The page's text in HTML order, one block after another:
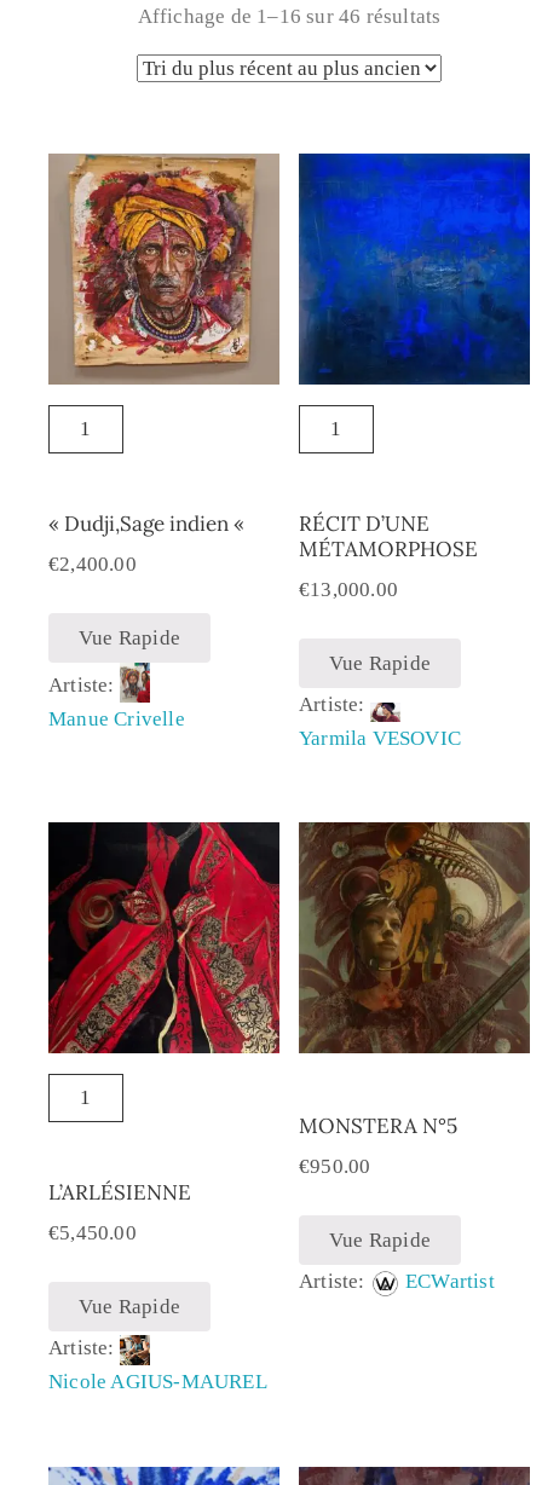
Affichage de 1–16 sur 46 résultats
« Dudji,Sage indien «
€2,400.00
Vue Rapide
Artiste:
Manue Crivelle
RÉCIT D’UNE
MÉTAMORPHOSE
€13,000.00
Vue Rapide
Artiste:
Yarmila VESOVIC
L’ARLÉSIENNE
€5,450.00
Vue Rapide
Artiste:
Nicole AGIUS-MAUREL
MONSTERA N°5
€950.00
Vue Rapide
Artiste:
ECWartist